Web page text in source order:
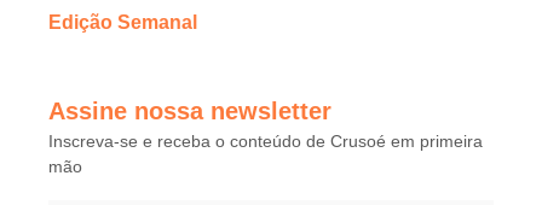
Edição Semanal
Assine nossa newsletter
Inscreva-se e receba o conteúdo de Crusoé em primeira
mão